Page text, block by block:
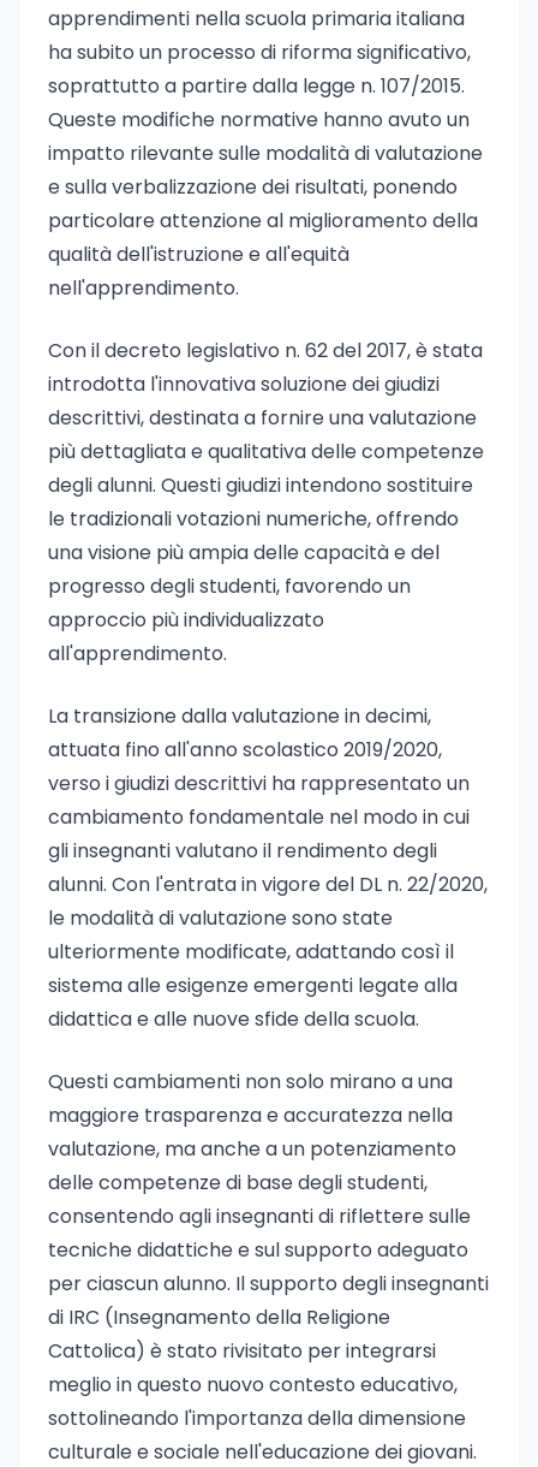
apprendimenti nella scuola primaria italiana
ha subito un processo di riforma significativo,
soprattutto a partire dalla legge n. 107/2015.
Queste modifiche normative hanno avuto un
impatto rilevante sulle modalità di valutazione
e sulla verbalizzazione dei risultati, ponendo
particolare attenzione al miglioramento della
qualità dell'istruzione e all'equità
nell'apprendimento.
Con il decreto legislativo n. 62 del 2017, è stata
introdotta l'innovativa soluzione dei giudizi
descrittivi, destinata a fornire una valutazione
più dettagliata e qualitativa delle competenze
degli alunni. Questi giudizi intendono sostituire
le tradizionali votazioni numeriche, offrendo
una visione più ampia delle capacità e del
progresso degli studenti, favorendo un
approccio più individualizzato
all'apprendimento.
La transizione dalla valutazione in decimi,
attuata fino all'anno scolastico 2019/2020,
verso i giudizi descrittivi ha rappresentato un
cambiamento fondamentale nel modo in cui
gli insegnanti valutano il rendimento degli
alunni. Con l'entrata in vigore del DL n. 22/2020,
le modalità di valutazione sono state
ulteriormente modificate, adattando così il
sistema alle esigenze emergenti legate alla
didattica e alle nuove sfide della scuola.
Questi cambiamenti non solo mirano a una
maggiore trasparenza e accuratezza nella
valutazione, ma anche a un potenziamento
delle competenze di base degli studenti,
consentendo agli insegnanti di riflettere sulle
tecniche didattiche e sul supporto adeguato
per ciascun alunno. Il supporto degli insegnanti
di IRC (Insegnamento della Religione
Cattolica) è stato rivisitato per integrarsi
meglio in questo nuovo contesto educativo,
sottolineando l'importanza della dimensione
culturale e sociale nell'educazione dei giovani.